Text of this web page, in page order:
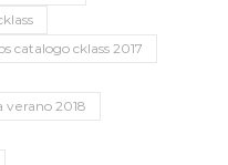
catalogo cklass 2017
verano 2018